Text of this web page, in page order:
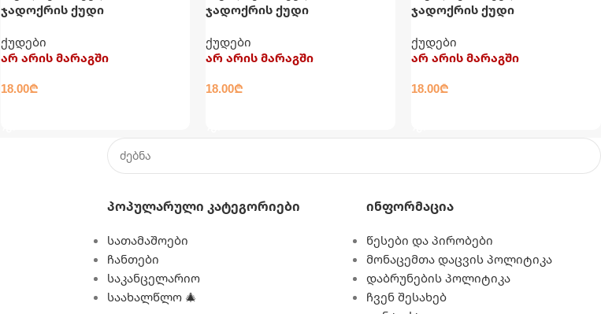
ჯადოქრის ქუდი
ქუდები
არ არის მარაგში
18.00₾
ჯადოქრის ქუდი
ქუდები
არ არის მარაგში
18.00₾
ჯადოქრის ქუდი
ქუდები
არ არის მარაგში
18.00₾
Პოპულარული Კატეგორიები
სათამაშოები
ჩანთები
საკანცელარიო
საახალწლო 🎄
Ინფორმაცია
წესები და პირობები
მონაცემთა დაცვის პოლიტიკა
დაბრუნების პოლიტიკა
ჩვენ შესახებ